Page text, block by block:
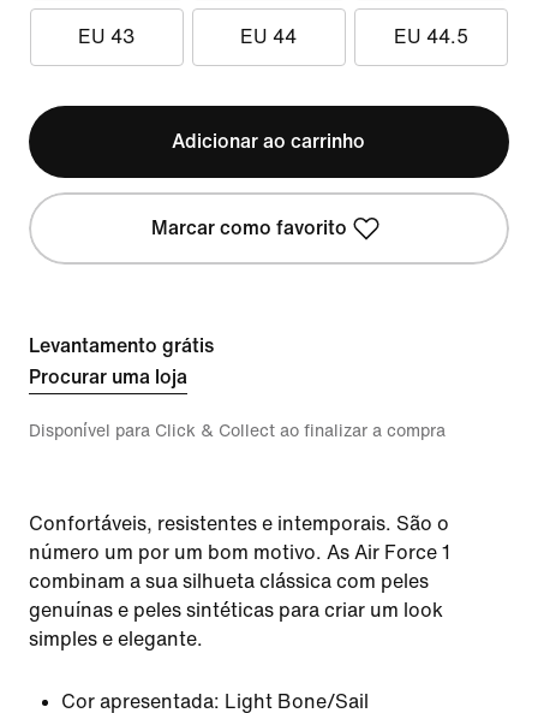
EU 43 EU 44 EU 44.5
Adicionar ao carrinho
Marcar como favorito
Levantamento grátis
Procurar uma loja
Disponível para Click & Collect ao finalizar a compra
Confortáveis, resistentes e intemporais. São o
número um por um bom motivo. As Air Force 1
combinam a sua silhueta clássica com peles
genuínas e peles sintéticas para criar um look
simples e elegante.
Cor apresentada: Light Bone/Sail